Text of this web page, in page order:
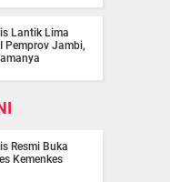
Lantik Lima
Pemprov Jambi,
Resmi Buka
Kemenkes